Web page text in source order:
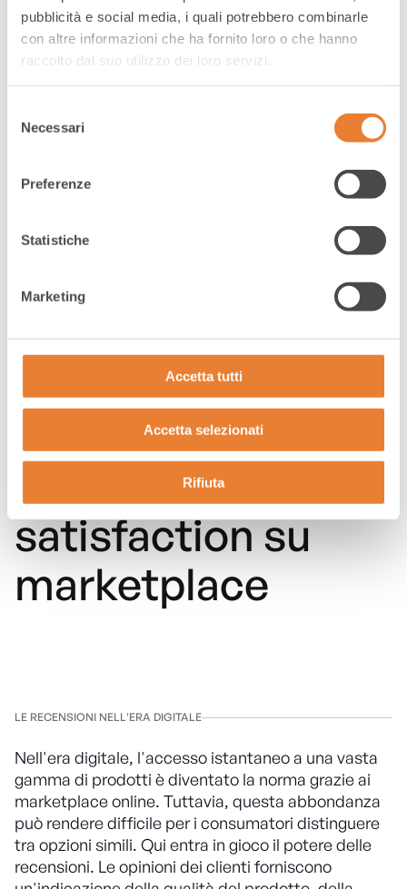
pubblicità e social media, i quali potrebbero combinarle
con altre informazioni che ha fornito loro o che hanno
raccolto dal suo utilizzo dei loro servizi.
delNecessari
Preferenze
Statistiche
Marketing
Accetta tutti
Accetta selezionati
Rifiuta
sfruttarle.
Il potere delle recensioni
La customer
satisfaction su
marketplace
LE RECENSIONI NELL'ERA DIGITALE
Nell'era digitale, l'accesso istantaneo a una vasta
gamma di prodotti è diventato la norma grazie ai
marketplace online. Tuttavia, questa abbondanza
può rendere difficile per i consumatori distinguere
tra opzioni simili. Qui entra in gioco il potere delle
recensioni. Le opinioni dei clienti forniscono